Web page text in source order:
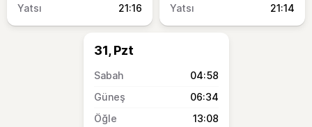
21:16
21:14
31, Pzt
04:58
06:34
13:08